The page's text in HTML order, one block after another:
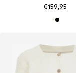
€159,95